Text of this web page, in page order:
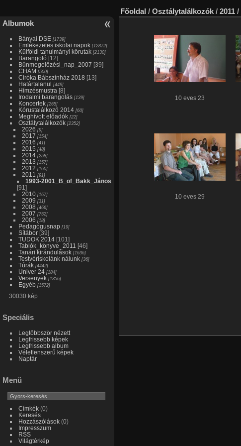
Albumok
Bányai DSE [1739]
Emlékezetes iskolai napok [12872]
Külföldi tanulmányi körutak [2130]
Barangoló [12]
Bűnmegelőzési_nap_2007 [39]
CHAM [500]
Ciróka Bábszínház 2018 [13]
Határtalanul [449]
Hímzésmustra [8]
Irodalmi barangolás [139]
Koncertek [265]
Kórustalálkozó 2014 [60]
Meghívott előadók [22]
Osztálytalálkozók [2352]
2026 [9]
2017 [154]
2016 [41]
2015 [48]
2014 [258]
2013 [157]
2012 [160]
2011 [91]
1993-2001_B_of_Bakk_János
[91]
2010 [167]
2009 [31]
2008 [466]
2007 [752]
2006 [18]
Pedagógusnap [19]
Sítábor [39]
TUDOK 2014 [101]
Tablók_könyve_2011 [46]
Tanári kirándulások [1636]
Testvériskolánk nálunk [36]
Túrák [4442]
Univer 24 [184]
Versenyek [1356]
Egyéb [1572]
30030 kép
Speciális
Legtöbbször nézett
Legfrissebb képek
Legfrissebb album
Véletlenszerű képek
Naptár
Menü
Címkék(0)
Keresés
Hozzászólások(0)
Impresszum
RSS
Világtérkép
Főoldal / Osztálytalálkozók / 2011 /
10 eves 23
10 eves 29